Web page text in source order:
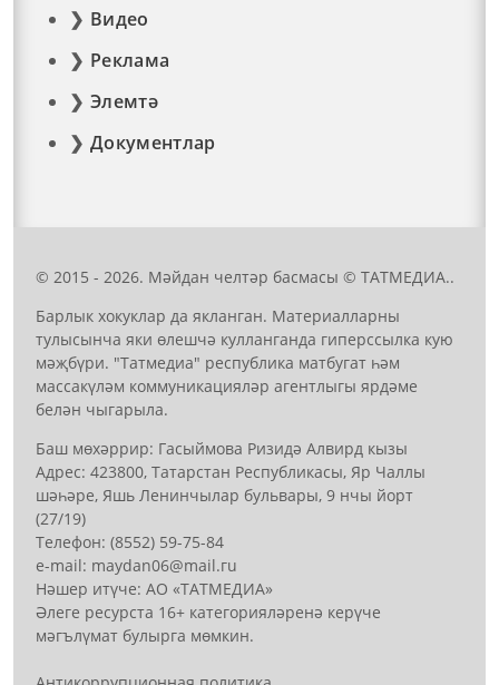
Видео
Реклама
Элемтә
Документлар
© 2015 - 2026. Мәйдан челтәр басмасы © ТАТМЕДИА..
Барлык хокуклар да якланган. Материалларны
тулысынча яки өлешчә кулланганда гиперссылка кую
мәҗбүри. "Татмедиа" республика матбугат һәм
массакүләм коммуникацияләр агентлыгы ярдәме
белән чыгарыла.
Баш мөхәррир: Гасыймова Ризидә Алвирд кызы
Адрес: 423800, Татарстан Республикасы, Яр Чаллы
шәһәре, Яшь Ленинчылар бульвары, 9 нчы йорт
(27/19)
Телефон: (8552) 59-75-84
е-mail: mауdаn06@mail.гu
Нәшер итүче: АО «ТАТМЕДИА»
Әлеге ресурста 16+ категорияләренә керүче
мәгълүмат булырга мөмкин.